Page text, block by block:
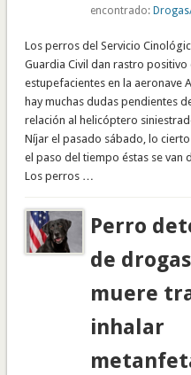
encontrado:
Los perros del Servicio
Guardia Civil dan rastro positivo
estupefacientes en la aeronave
hay muchas dudas pendientes
relación al helicóptero
Níjar el pasado sábado, lo cierto
el paso del tiempo éstas se van
Los perros …
Perro
de drogas
muere
inhalar